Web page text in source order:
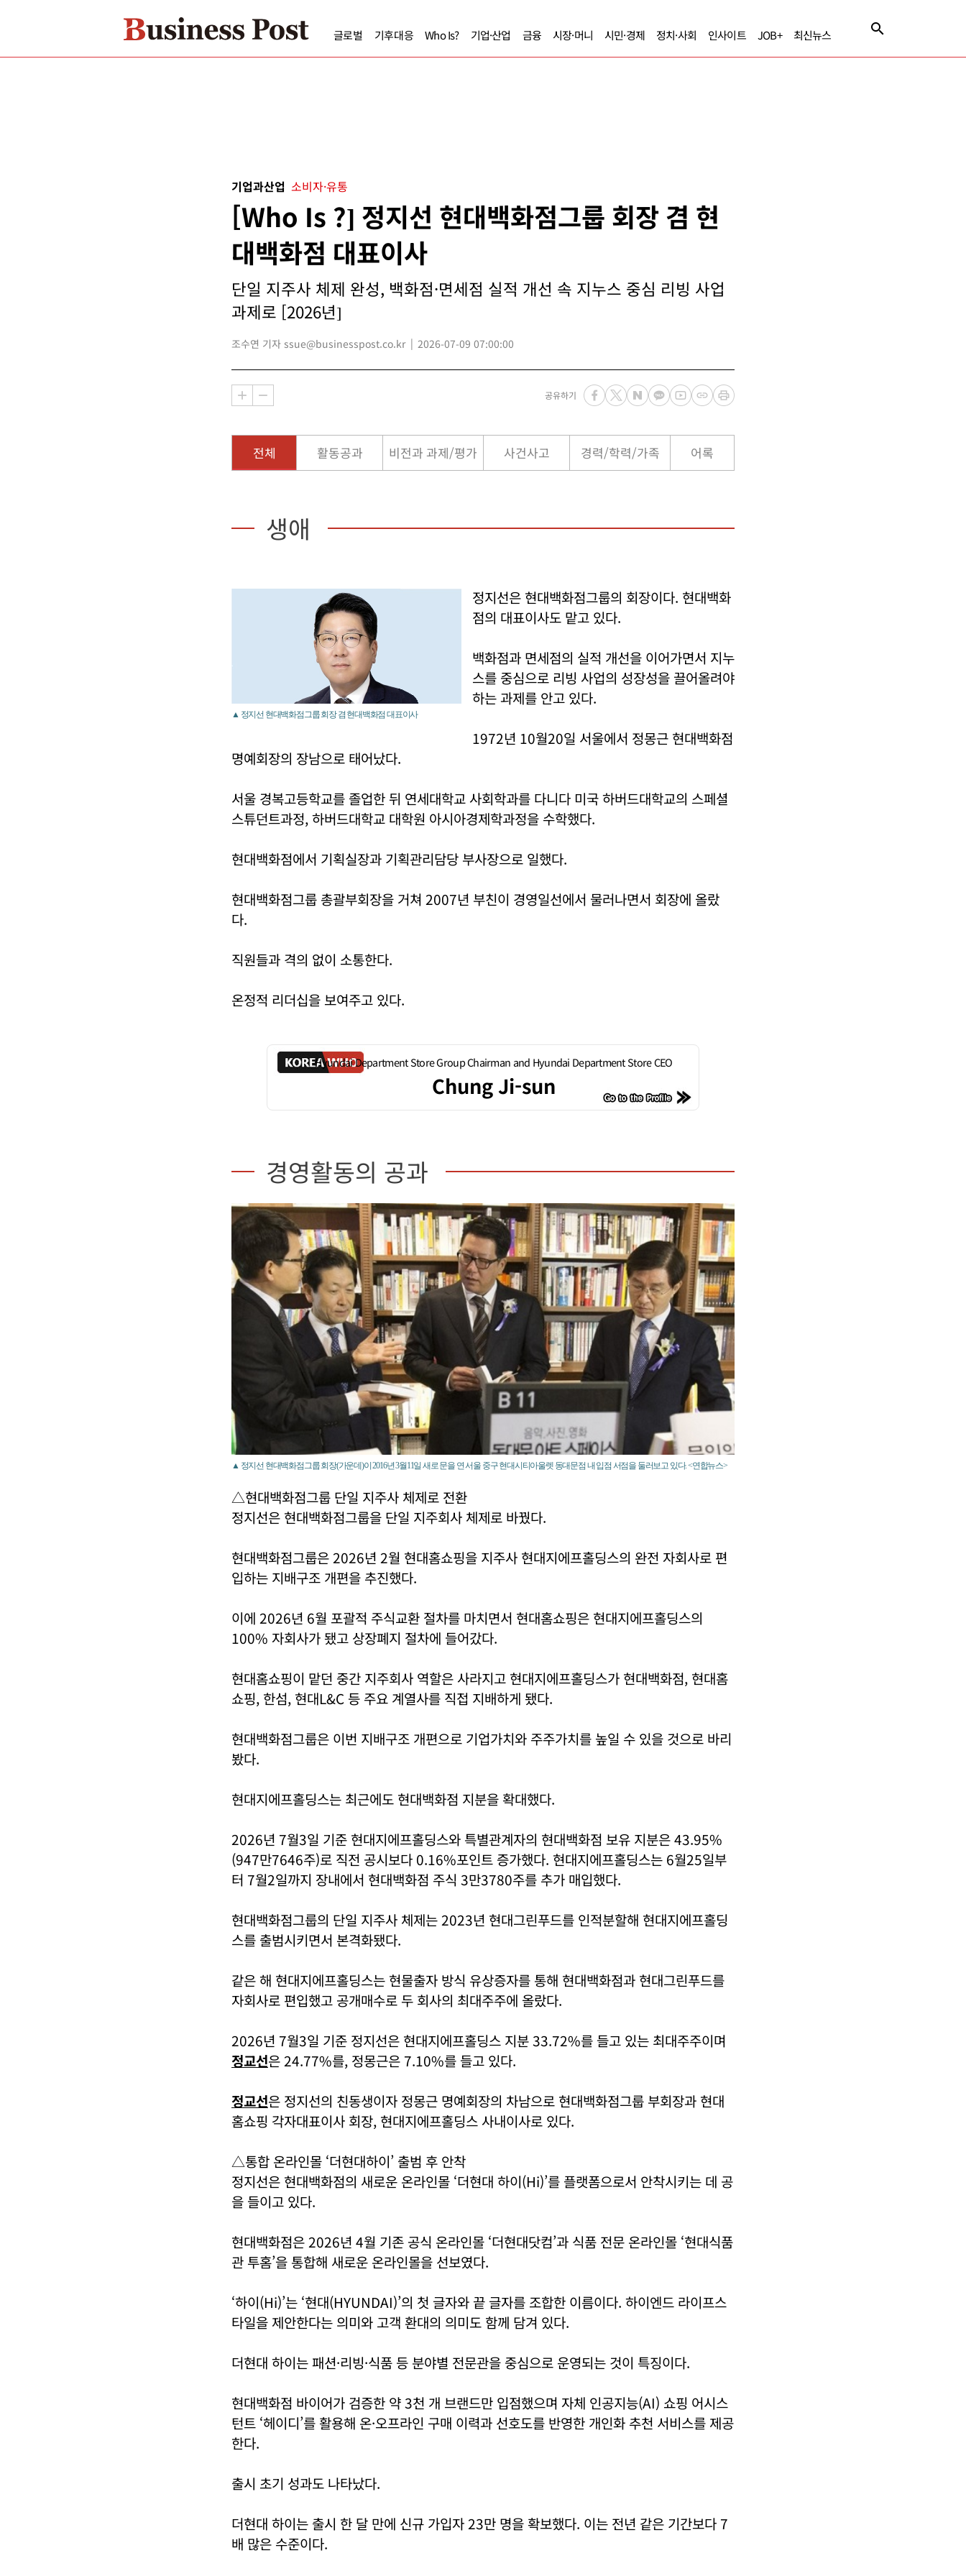
글로벌 기후대응 Who Is? 기업·산업 금융 시장·머니 시민·경제 정치·사회 인사이트 JOB+ 최신뉴스
기업과산업 소비자·유통
[Who Is ?] 정지선 현대백화점그룹 회장 겸 현
대백화점 대표이사
단일 지주사 체제 완성, 백화점·면세점 실적 개선 속 지누스 중심 리빙 사업
과제로 [2026년]
조수연 기자 ssue@businesspost.co.kr 2026-07-09 07:00:00
공유하기
전체 활동공과 비전과 과제/평가 사건사고 경력/학력/가족 어록
생애
▲ 정지선 현대백화점그룹 회장 겸 현대백화점 대표이사
정지선은 현대백화점그룹의 회장이다. 현대백화
점의 대표이사도 맡고 있다.
백화점과 면세점의 실적 개선을 이어가면서 지누
스를 중심으로 리빙 사업의 성장성을 끌어올려야
하는 과제를 안고 있다.
1972년 10월20일 서울에서 정몽근 현대백화점
명예회장의 장남으로 태어났다.
서울 경복고등학교를 졸업한 뒤 연세대학교 사회학과를 다니다 미국 하버드대학교의 스페셜
스튜던트과정, 하버드대학교 대학원 아시아경제학과정을 수학했다.
현대백화점에서 기획실장과 기획관리담당 부사장으로 일했다.
현대백화점그룹 총괄부회장을 거쳐 2007년 부친이 경영일선에서 물러나면서 회장에 올랐
다.
직원들과 격의 없이 소통한다.
온정적 리더십을 보여주고 있다.
Hyundai Department Store Group Chairman and Hyundai Department Store CEO
Chung Ji-sun
경영활동의 공과
▲ 정지선 현대백화점그룹 회장(가운데)이 2016년 3월11일 새로 문을 연 서울 중구 현대시티아울렛 동대문점 내 입점 서점을 둘러보고 있다. <연합뉴스>
△현대백화점그룹 단일 지주사 체제로 전환
정지선은 현대백화점그룹을 단일 지주회사 체제로 바꿨다.
현대백화점그룹은 2026년 2월 현대홈쇼핑을 지주사 현대지에프홀딩스의 완전 자회사로 편
입하는 지배구조 개편을 추진했다.
이에 2026년 6월 포괄적 주식교환 절차를 마치면서 현대홈쇼핑은 현대지에프홀딩스의
100% 자회사가 됐고 상장폐지 절차에 들어갔다.
현대홈쇼핑이 맡던 중간 지주회사 역할은 사라지고 현대지에프홀딩스가 현대백화점, 현대홈
쇼핑, 한섬, 현대L&C 등 주요 계열사를 직접 지배하게 됐다.
현대백화점그룹은 이번 지배구조 개편으로 기업가치와 주주가치를 높일 수 있을 것으로 바리
봤다.
현대지에프홀딩스는 최근에도 현대백화점 지분을 확대했다.
2026년 7월3일 기준 현대지에프홀딩스와 특별관계자의 현대백화점 보유 지분은 43.95%
(947만7646주)로 직전 공시보다 0.16%포인트 증가했다. 현대지에프홀딩스는 6월25일부
터 7월2일까지 장내에서 현대백화점 주식 3만3780주를 추가 매입했다.
현대백화점그룹의 단일 지주사 체제는 2023년 현대그린푸드를 인적분할해 현대지에프홀딩
스를 출범시키면서 본격화됐다.
같은 해 현대지에프홀딩스는 현물출자 방식 유상증자를 통해 현대백화점과 현대그린푸드를
자회사로 편입했고 공개매수로 두 회사의 최대주주에 올랐다.
2026년 7월3일 기준 정지선은 현대지에프홀딩스 지분 33.72%를 들고 있는 최대주주이며
정교선은 24.77%를, 정몽근은 7.10%를 들고 있다.
정교선은 정지선의 친동생이자 정몽근 명예회장의 차남으로 현대백화점그룹 부회장과 현대
홈쇼핑 각자대표이사 회장, 현대지에프홀딩스 사내이사로 있다.
△통합 온라인몰 ‘더현대하이’ 출범 후 안착
정지선은 현대백화점의 새로운 온라인몰 ‘더현대 하이(Hi)’를 플랫폼으로서 안착시키는 데 공
을 들이고 있다.
현대백화점은 2026년 4월 기존 공식 온라인몰 ‘더현대닷컴’과 식품 전문 온라인몰 ‘현대식품
관 투홈’을 통합해 새로운 온라인몰을 선보였다.
‘하이(Hi)’는 ‘현대(HYUNDAI)’의 첫 글자와 끝 글자를 조합한 이름이다. 하이엔드 라이프스
타일을 제안한다는 의미와 고객 환대의 의미도 함께 담겨 있다.
더현대 하이는 패션·리빙·식품 등 분야별 전문관을 중심으로 운영되는 것이 특징이다.
현대백화점 바이어가 검증한 약 3천 개 브랜드만 입점했으며 자체 인공지능(AI) 쇼핑 어시스
턴트 ‘헤이디’를 활용해 온·오프라인 구매 이력과 선호도를 반영한 개인화 추천 서비스를 제공
한다.
출시 초기 성과도 나타났다.
더현대 하이는 출시 한 달 만에 신규 가입자 23만 명을 확보했다. 이는 전년 같은 기간보다 7
배 많은 수준이다.